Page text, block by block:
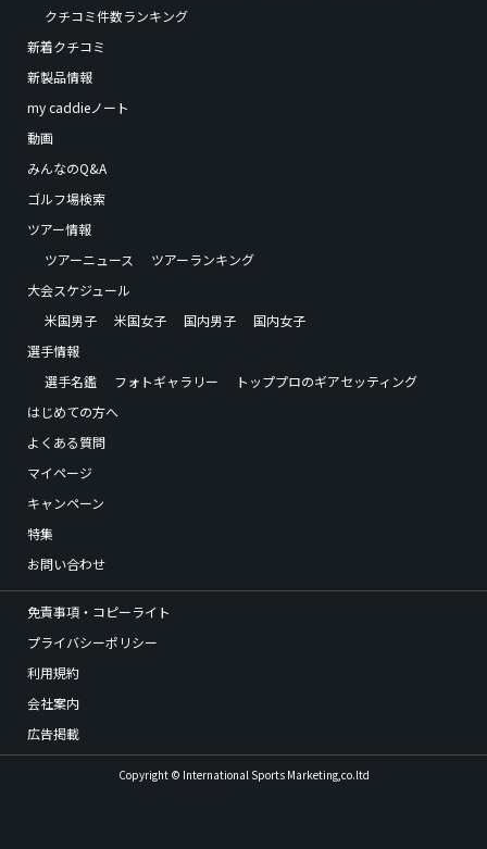
クチコミ件数ランキング
新着クチコミ
新製品情報
my caddieノート
動画
みんなのQ&A
ゴルフ場検索
ツアー情報
ツアーニュース
ツアーランキング
大会スケジュール
米国男子
米国女子 国内男子
国内女子
選手情報
選手名鑑
フォトギャラリー
トッププロのギアセッティング
はじめての方へ
よくある質問
マイページ
キャンペーン
特集
お問い合わせ
免責事項・コピーライト
プライバシーポリシー
利用規約
会社案内
広告掲載
Copyright © International Sports Marketing,co.ltd